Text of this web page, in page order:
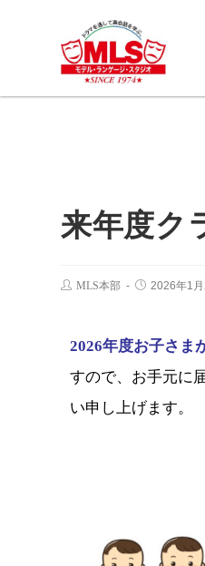
来年度ク
MLS本部 2026年1
2026年度お子さま
すので、お手元に
い申し上げます。